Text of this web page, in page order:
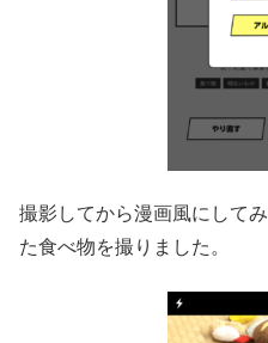
撮影してから漫画風にして
た食べ物を撮りました。